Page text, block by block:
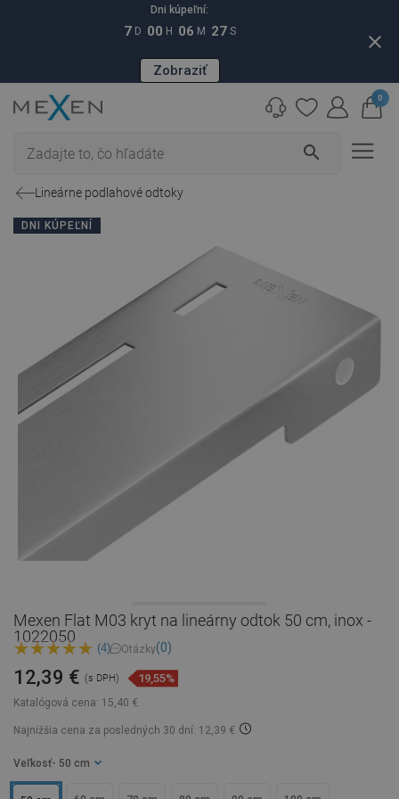
Dni kúpeľní:
7 D 00 H 06 M 26 S
Zobraziť
close
search
0
Lineárne podlahové odtoky
DNI KÚPEĽNÍ
Mexen Flat M03 kryt na lineárny odtok 50 cm, inox -
1022050
(4) Otázky(0)
Katalógová cena: 15,40 €
12,39 € (s DPH) 19,55%
Najnižšia cena za posledných 30 dní: 12,39 €
Veľkosť - 50 cm